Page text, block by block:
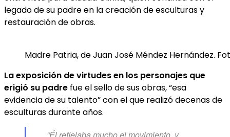
legado de su padre en la creación de esculturas y
restauración de obras.
Madre Patria, de Juan José Méndez Hernández.
La exposición de virtudes en los personajes que
erigió su padre fue el sello de sus obras, “esa
evidencia de su talento” con el que realizó decenas de
esculturas durante años.